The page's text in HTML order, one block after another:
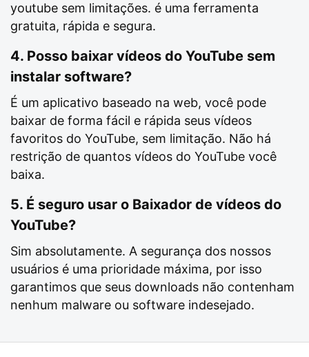
youtube sem limitações. é uma ferramenta
gratuita, rápida e segura.
4. Posso baixar vídeos do YouTube sem
instalar software?
É um aplicativo baseado na web, você pode
baixar de forma fácil e rápida seus vídeos
favoritos do YouTube, sem limitação. Não há
restrição de quantos vídeos do YouTube você
baixa.
5. É seguro usar o Baixador de vídeos do
YouTube?
Sim absolutamente. A segurança dos nossos
usuários é uma prioridade máxima, por isso
garantimos que seus downloads não contenham
nenhum malware ou software indesejado.